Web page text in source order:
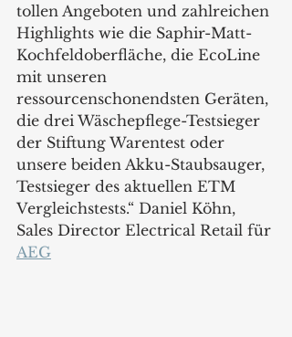
tollen Angeboten und zahlreichen
Highlights wie die Saphir-Matt-
Kochfeldoberfläche, die EcoLine
mit unseren
ressourcenschonendsten Geräten,
die drei Wäschepflege-Testsieger
der Stiftung Warentest oder
unsere beiden Akku-Staubsauger,
Testsieger des aktuellen ETM
Vergleichstests.“ Daniel Köhn,
Sales Director Electrical Retail für
AEG